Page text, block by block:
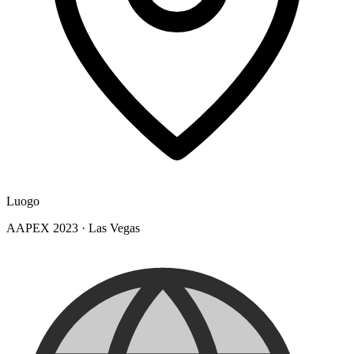
Luogo
AAPEX 2023 · Las Vegas